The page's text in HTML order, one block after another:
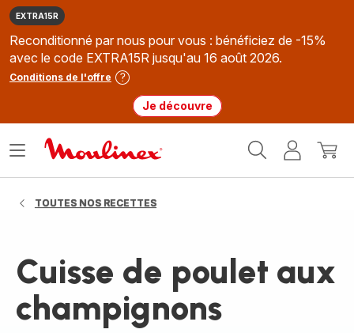
EXTRA15R
Reconditionné par nous pour vous : bénéficiez de -15%
avec le code EXTRA15R jusqu'au 16 août 2026.
Conditions de l'offre
Je découvre
MonMon
Ouvrir
TOUTES NOS RECETTES
Cuisse de poulet aux
champignons